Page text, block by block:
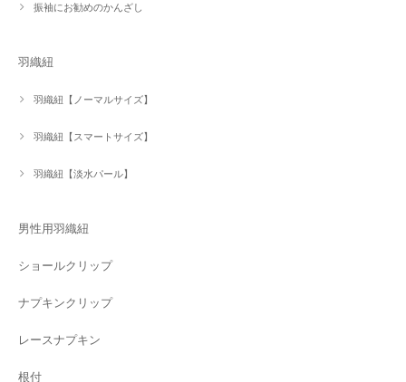
振袖にお勧めのかんざし
羽織紐
羽織紐【ノーマルサイズ】
羽織紐【スマートサイズ】
羽織紐【淡水パール】
男性用羽織紐
ショールクリップ
ナプキンクリップ
レースナプキン
根付